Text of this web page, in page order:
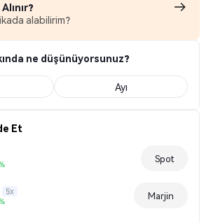
alabilirim?
ne düşünüyorsunuz?
Ayı
Et
Spot
5x Marjin